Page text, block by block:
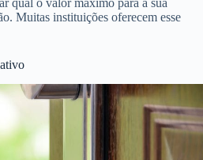
qual o valor máximo para a sua
Muitas instituições oferecem esse